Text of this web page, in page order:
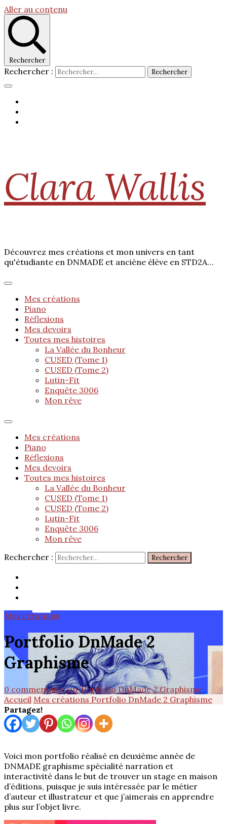
Aller au contenu
Rechercher
Rechercher :
Clara Wallis
Découvrez mes créations et mon univers en tant
qu'étudiante en DNMADE et anciène élève en STD2A…
Mes créations
Piano
Réflexions
Mes devoirs
Toutes mes histoires
La Vallée du Bonheur
CUSED (Tome 1)
CUSED (Tome 2)
Lutin-Fit
Enquête 3006
Mon rêve
Mes créations
Piano
Réflexions
Mes devoirs
Toutes mes histoires
La Vallée du Bonheur
CUSED (Tome 1)
CUSED (Tome 2)
Lutin-Fit
Enquête 3006
Mon rêve
Rechercher :
Mes créations
Portfolio DnMade 2
Graphisme
0 commentairesur Portfolio DnMade 2 Graphisme
Accueil Mes créations Portfolio DnMade 2 Graphisme
Partagez!
Voici mon portfolio réalisé en deuxième année de
DNMADE graphisme spécialité narration et
interactivité dans le but de trouver un stage en maison
d’éditions, puisque je suis intéressée par le métier
d’auteur et illustrateur et que j’aimerais en apprendre
plus sur l’objet livre.